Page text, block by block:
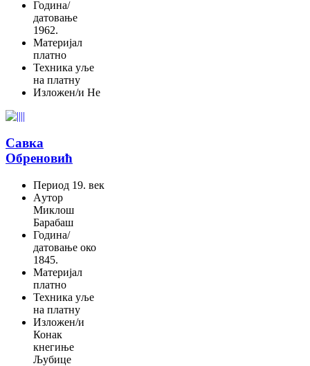
Година/
датовање
1962.
Материјал
платно
Техника уље
на платну
Изложен/и Не
Савка
Обреновић
Период 19. век
Aутор
Миклош
Барабаш
Година/
датовање око
1845.
Материјал
платно
Техника уље
на платну
Изложен/и
Конак
кнегиње
Љубице